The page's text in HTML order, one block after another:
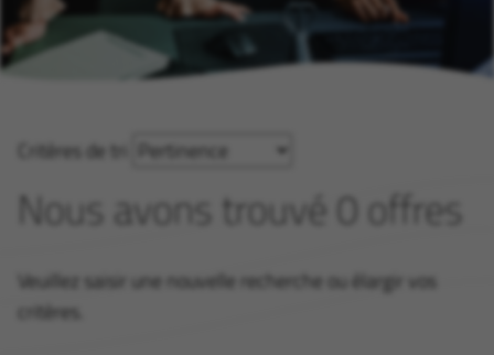
Critères de tri
Nous avons trouvé 0 offres
Veuillez saisir une nouvelle recherche ou élargir vos
critères.